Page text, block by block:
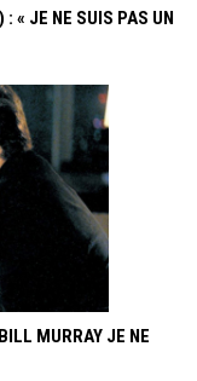
« JE NE SUIS PAS UN
MURRAY JE NE